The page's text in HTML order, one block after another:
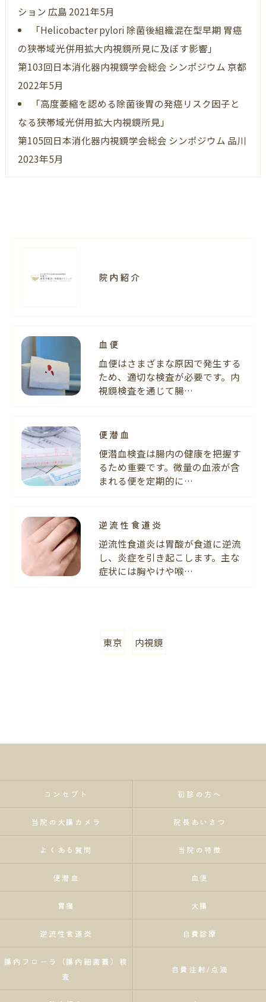
ション 広島 2021年5月
「Helicobacter pylori 除菌後組織混在型早期 胃癌
の狭帯域光併用拡大内視鏡所見に及ぼす影響」
第103回日本消化器内視鏡学会総会 シンポジウム 京都
2022年5月
「高度萎縮を認める除菌後胃の発癌リスク因子と
なる狭帯域光併用拡大内視鏡所見」
第105回日本消化器内視鏡学会総会 シンポジウム 品川
2023年5月
院内紹介
血便
血便はさまざまな原因で発生する
ため、適切な検査が必要です。内
視鏡検査を通じて腸…
便潜血
便潜血検査は腸内の健康を把握す
るため重要です。微量の血液が含
まれる便を定期的に…
逆流性食道炎
逆流性食道炎は胃酸が食道に逆流
し、炎症を引き起こします。主な
症状には胸やけや喉…
東京 内視鏡
コンセプト 初診の方へ
当院の大腸カメラ 院長あいさつ
よくある質問 当院の特徴
便潜血 血便
胃痛 大腸
逆流性食道炎 自費診療
腸内フローラ（腸内細菌叢）検
査
自費注射/点滴